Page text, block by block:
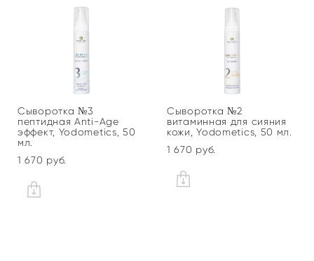
Сыворотка №3
пептидная Anti-Age
эффект, Yodometics, 50
мл.
1 670 pуб.
Сыворотка №2
витаминная для сияния
кожи, Yodometics, 50 мл.
1 670 pуб.